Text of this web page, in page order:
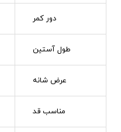
دور کمر
طول آستین
عرض شانه
مناسب قد